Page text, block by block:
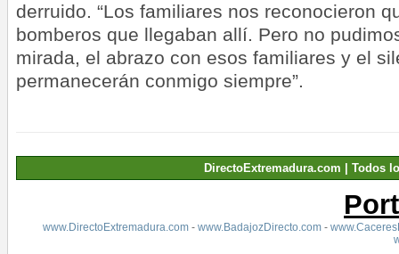
derruido. “Los familiares nos reconocieron
bomberos que llegaban allí. Pero no
mirada, el abrazo con esos familiares y el
permanecerán conmigo siempre”.
DirectoExtremadura.com | Todos
www.DirectoExtremadura.com- www.BadajozDirecto.com-